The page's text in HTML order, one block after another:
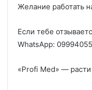
Желание работать
Если тебе
WhatsApp:
«Profi Med» —